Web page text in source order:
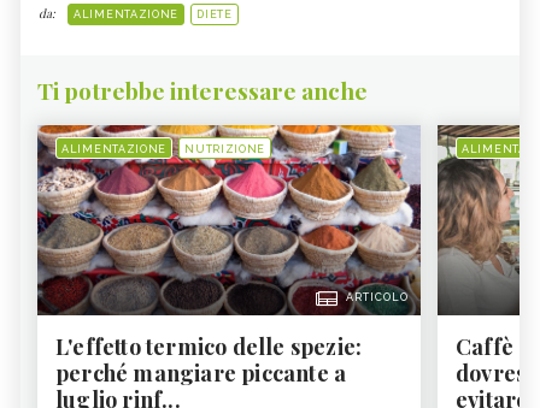
da: ALIMENTAZIONE DIETE
Ti potrebbe interessare anche
ALIMENTAZIONE NUTRIZIONE
ARTICOLO
L'effetto termico delle spezie:
perché mangiare piccante a
luglio rinf...
Caffè
evitare